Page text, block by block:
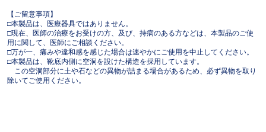
【ご留意事項】
□本製品は、医療器具ではありません。
□現在、医師の治療をお受けの方、及び、持病のある方などは、本製品のご使
用に関して、医師にご相談ください。
□万が一、痛みや違和感を感じた場合は速やかにご使用を中止してください。
□本製品は、靴底内側に空洞を設けた構造を採用しています。
この空洞部分に土や石などの異物が詰まる場合があるため、必ず異物を取り
除いてご使用ください。